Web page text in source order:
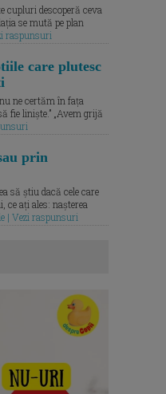
cupluri descoperă ceva
se mută pe plan
raspunsuri
care plutesc
ne certăm în fața
fie liniște.” „Avem grijă
prin
să știu dacă cele care
ce ați ales: nașterea
| Vezi raspunsuri